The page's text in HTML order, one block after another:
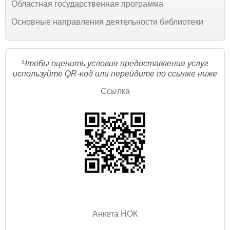
Областная государственная программа
Основные направления деятельности библиотеки
Чтобы оценить условия предоставления услуг
используйте QR-код или перейдите по ссылке ниже
Ссылка
Анкета НОК